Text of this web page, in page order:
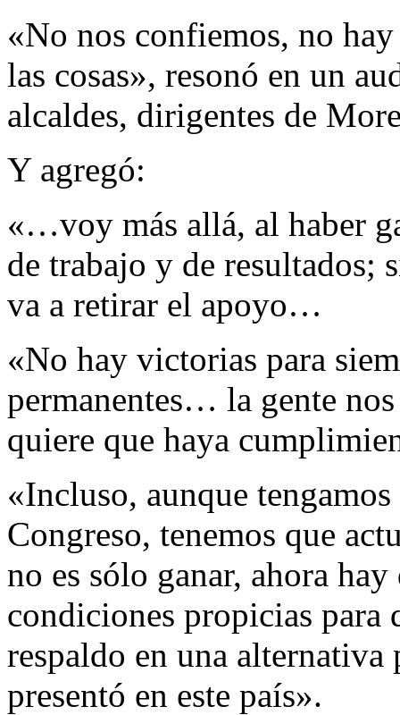
«No nos confiemos, no
las cosas», resonó en un
alcaldes, dirigentes de
Y agregó:
«…voy más allá, al haber
de trabajo y de resultados;
va a retirar el apoyo…
«No hay victorias para
permanentes… la gente
quiere que haya
«Incluso, aunque
Congreso, tenemos que
no es sólo ganar, ahora
condiciones propicias para
respaldo en una
presentó en este país».